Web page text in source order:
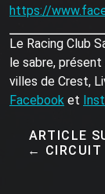
https://
Le Racing Club
le sabre,
villes de Crest,
Facebook et
ARTICLE
← CIRCUIT